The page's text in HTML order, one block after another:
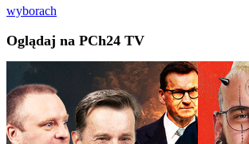
wyborach
Oglądaj na PCh24 TV